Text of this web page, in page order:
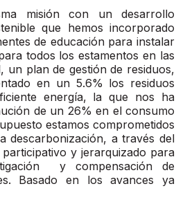
misión con un desarrollo
que hemos incorporado
de educación para instalar
todos los estamentos en las
un plan de gestión de residuos,
en un 5.6% los residuos
energía, la que nos ha
de un 26% en el consumo
estamos comprometidos
descarbonización, a través del
y jerarquizado para
y compensación de
Basado en los avances ya